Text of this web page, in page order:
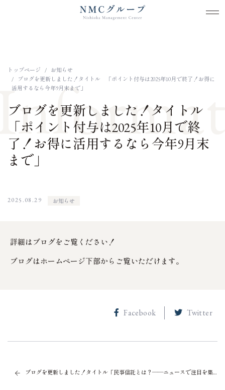
トップページ
お知らせ
ブログを更新しました！タイトル 「ポイント付与は2025年10月で終了！お得に
活用するなら今年9月末まで」
ブログを更新しました！タイトル
「ポイント付与は2025年10月で終
了！お得に活用するなら今年9月末
まで」
2025.08.29 お知らせ
詳細はブログをご覧ください！
ブログはホームページ下部からご覧いただけます。
Facebook Twitter
ブログを更新しました！タイトル「民事信託とは？――ニュースで注目を集めた制度をやさしく解説 ～後半～」